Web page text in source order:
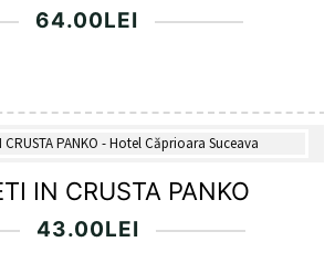
64.00LEI
IN CRUSTA PANKO
43.00LEI